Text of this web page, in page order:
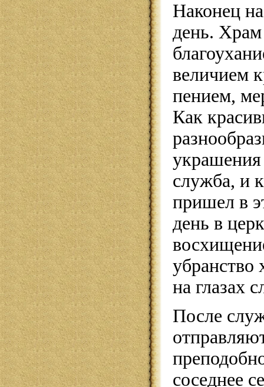
Наконец
день.
величием
пением,
Как
служба, и
пришел в
день в
на глазах
После
соседнее